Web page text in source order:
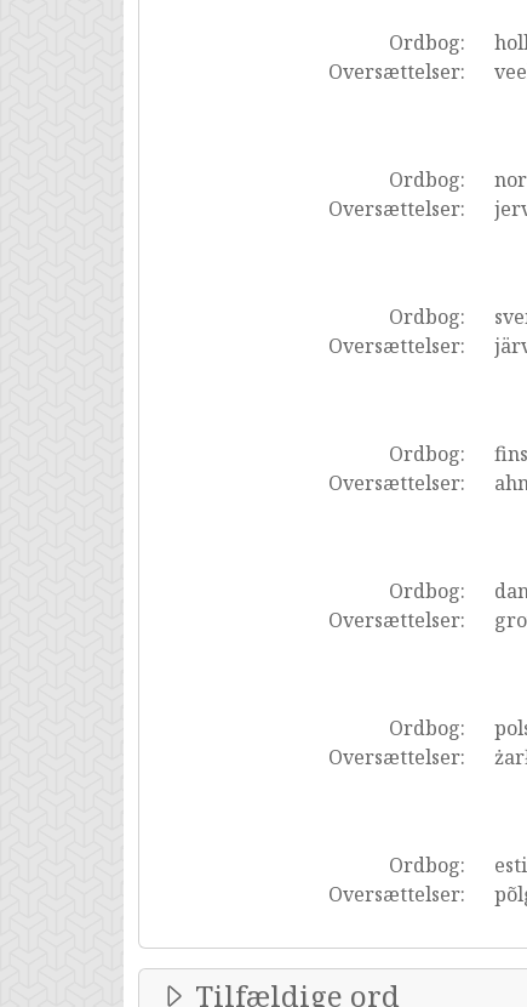
Ordbog:
Oversættelser:
Ordbog:
Oversættelser:
Ordbog:
Oversættelser:
Ordbog:
Oversættelser:
Ordbog:
Oversættelser:
Ordbog:
Oversættelser:
Ordbog:
Oversættelser:
Tilfældige ord